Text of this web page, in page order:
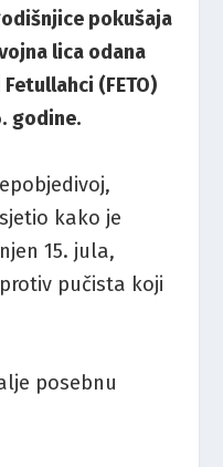
pokušaja
lica odana
(FETO)
godine.
kako je
15. jula,
pučista koji
posebnu